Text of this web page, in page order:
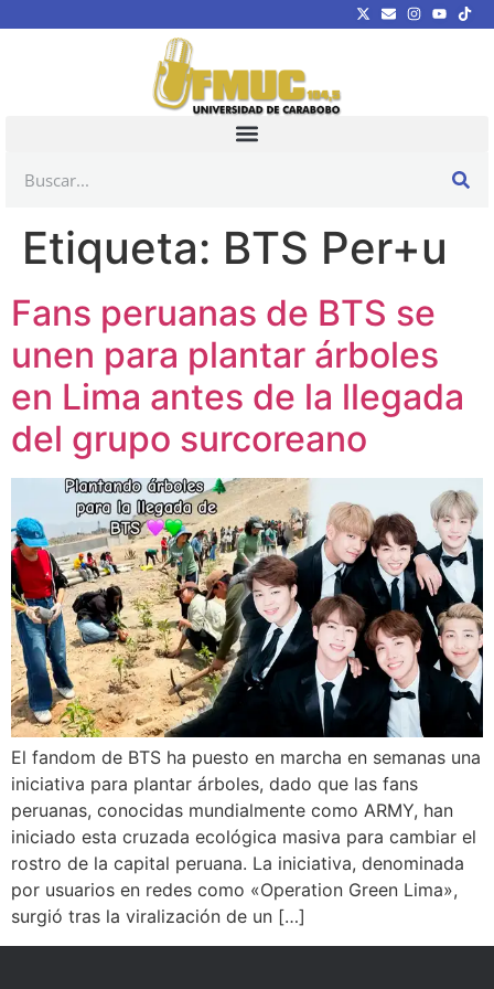
Etiqueta: BTS Per+u
Fans peruanas de BTS se
unen para plantar árboles
en Lima antes de la llegada
del grupo surcoreano
El fandom de BTS ha puesto en marcha en semanas una
iniciativa para plantar árboles, dado que las fans
peruanas, conocidas mundialmente como ARMY, han
iniciado esta cruzada ecológica masiva para cambiar el
rostro de la capital peruana. La iniciativa, denominada
por usuarios en redes como «Operation Green Lima»,
surgió tras la viralización de un […]